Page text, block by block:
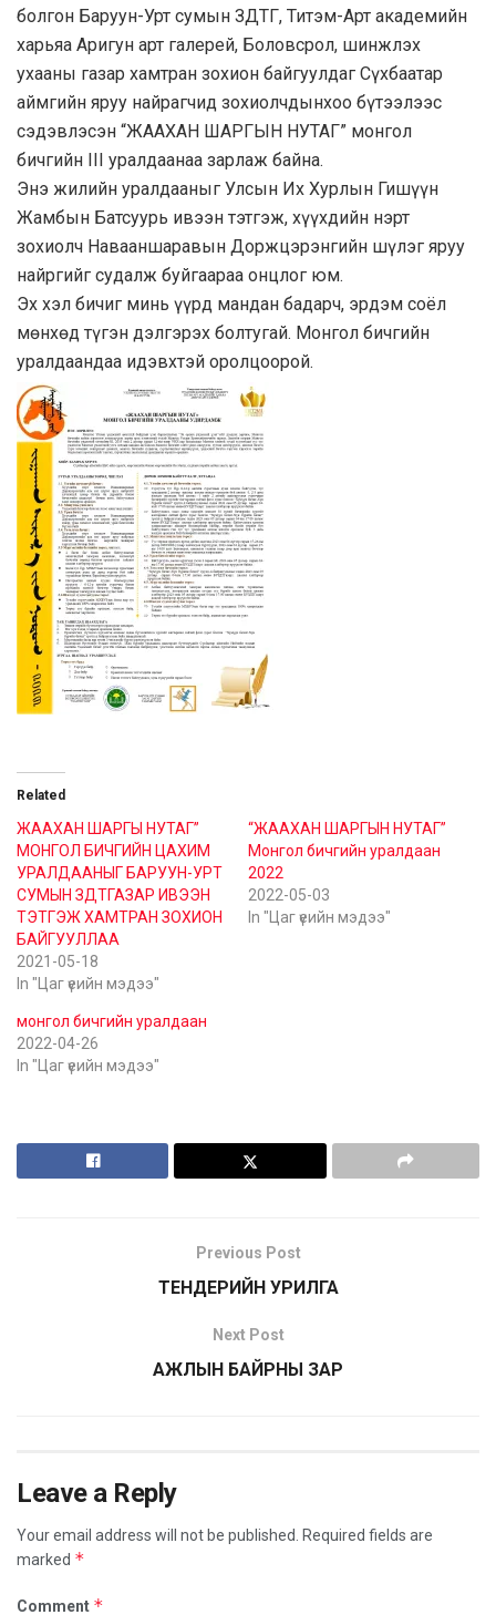
болгон Баруун-Урт сумын ЗДТГ, Титэм-Арт академийн
харьяа Аригун арт галерей, Боловсрол, шинжлэх
ухааны газар хамтран зохион байгуулдаг Сүхбаатар
аймгийн яруу найрагчид зохиолчдынхоо бүтээлээс
сэдэвлэсэн “ЖААХАН ШАРГЫН НУТАГ” монгол
бичгийн III уралдаанаа зарлаж байна.
Энэ жилийн уралдааныг Улсын Их Хурлын Гишүүн
Жамбын Батсуурь ивээн тэтгэж, хүүхдийн нэрт
зохиолч Навааншаравын Доржцэрэнгийн шүлэг яруу
найргийг судалж буйгаараа онцлог юм.
Эх хэл бичиг минь үүрд мандан бадарч, эрдэм соёл
мөнхөд түгэн дэлгэрэх болтугай. Монгол бичгийн
уралдаандаа идэвхтэй оролцоорой.
Related
ЖААХАН ШАРГЫ НУТАГ”
МОНГОЛ БИЧГИЙН ЦАХИМ
УРАЛДААНЫГ БАРУУН-УРТ
СУМЫН ЗДТГАЗАР ИВЭЭН
ТЭТГЭЖ ХАМТРАН ЗОХИОН
БАЙГУУЛЛАА
2021-05-18
In "Цаг үеийн мэдээ"
“ЖААХАН ШАРГЫН НУТАГ”
Монгол бичгийн уралдаан
2022
2022-05-03
In "Цаг үеийн мэдээ"
монгол бичгийн уралдаан
2022-04-26
In "Цаг үеийн мэдээ"
Previous Post
ТЕНДЕРИЙН УРИЛГА
Next Post
АЖЛЫН БАЙРНЫ ЗАР
Leave a Reply
Your email address will not be published.
Required fields are
marked *
Comment *